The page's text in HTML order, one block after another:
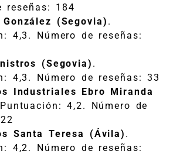
reseñas: 184
(Segovia) .
4,3. Número de reseñas:
(Segovia) .
4,3. Número de reseñas: 33
Industriales Ebro Miranda
4,2. Número de
Santa Teresa (Ávila) .
4,2. Número de reseñas: